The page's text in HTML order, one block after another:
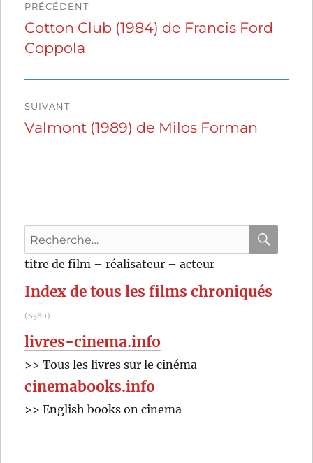
de
l’article
PRÉCÉDENT
Publication
précédente :
Cotton Club (1984) de Francis Ford
Coppola
SUIVANT
Publication
Valmont (1989) de Milos Forman
Recherche
pour
:
titre de film – réalisateur – acteur
Index de tous les films chroniqués
(6380)
livres-cinema.info
>> Tous les livres sur le cinéma
cinemabooks.info
>> English books on cinema